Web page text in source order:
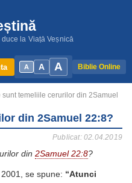
la Viață Veșnică
A A A Biblie Online
sunt temeliile cerurilor din 2Samuel
din 2Samuel 22:8?
Publicat: 02.04.2019
din 2Samuel 22:8?
2001, se spune: “Atunci